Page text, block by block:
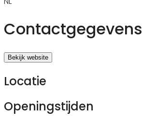
Contactgegevens
Bekijk website
Locatie
Openingstijden